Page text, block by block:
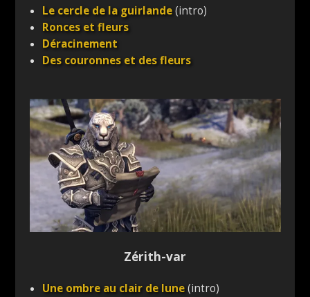
Le cercle de la guirlande(intro)
Ronces et fleurs
Déracinement
Des couronnes et des fleurs
Zérith-var
Une ombre au clair de lune(intro)